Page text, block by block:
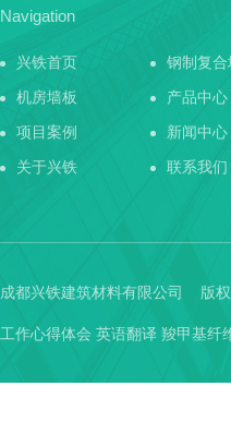
Navigation
兴铁首页
钢制复合
机房墙板
产品中心
项目案例
新闻中心
关于兴铁
联系我们
成都兴铁建筑材料有限公司 版
工作心得体会 英语翻译 羧甲基纤